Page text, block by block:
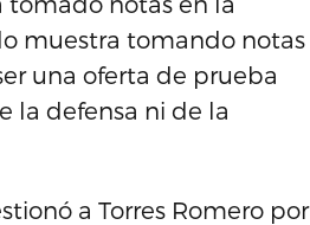
muestra tomando notas
una oferta de prueba
la defensa ni de la
a Torres Romero por